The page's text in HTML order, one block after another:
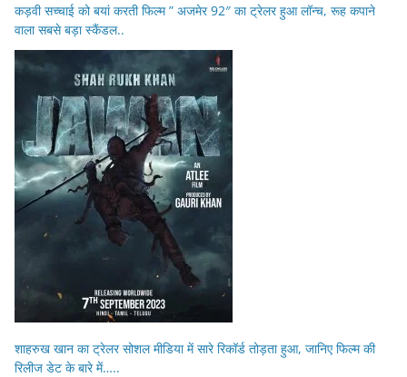
कड़वी सच्चाई को बयां करती फिल्म ” अजमेर 92″ का ट्रेलर हुआ लॉन्च, रूह कपाने
वाला सबसे बड़ा स्कैंडल..
शाहरुख खान का ट्रेलर सोशल मीडिया में सारे रिकॉर्ड तोड़ता हुआ, जानिए फिल्म की
रिलीज डेट के बारे में…..